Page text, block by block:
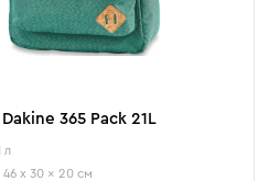
365 Pack 21L
л
46 x 30 x 20 см